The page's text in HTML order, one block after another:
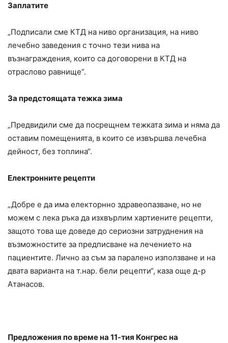
Заплатите
„Подписали сме КТД на ниво организация, на ниво
лечебно заведения с точно тези нива на
възнаграждения, които са договорени в КТД на
отраслово равнище“.
За предстоящата тежка зима
„Предвидили сме да посрещнем тежката зима и няма да
оставим помещенията, в които се извършва лечебна
дейност, без топлина“.
Електронните рецепти
„Добре е да има електорнно здравеопазване, но не
можем с лека ръка да изхвърлим хартиените рецепти,
защото това ще доведе до сериозни затруднения на
възможностите за предписване на лечението на
пациентите. Лично аз съм за паралено използване и на
двата варианта на т.нар. бели рецепти“, каза още д-р
Атанасов.
Предложения по време на 11-тия Конгрес на